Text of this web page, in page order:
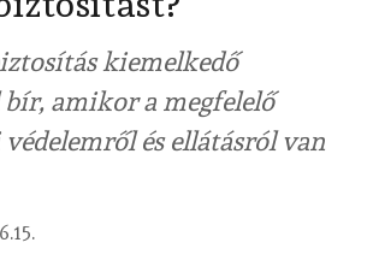
kiemelkedő
bír, amikor a megfelelő
védelemről és ellátásról van